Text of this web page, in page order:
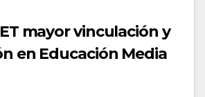
mayor vinculación y
en Educación Media